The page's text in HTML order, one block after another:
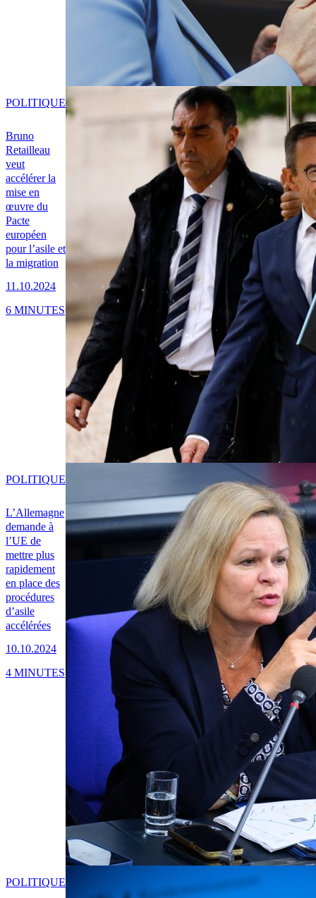
Bruno
Retailleau
veut
accélérer la
mise en
œuvre du
Pacte
européen
pour l’asile et
la migration
11.10.2024
POLITIQUE
6 MINUTES
L’Allemagne
demande à
l’UE de
mettre plus
rapidement
en place des
procédures
d’asile
accélérées
10.10.2024
POLITIQUE
4 MINUTES
POLITIQUE